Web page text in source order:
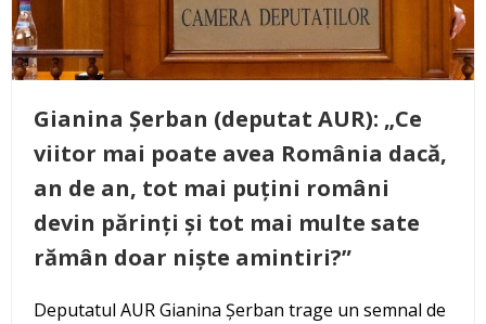
Gianina Șerban (deputat AUR): „Ce
viitor mai poate avea România dacă,
an de an, tot mai puțini români
devin părinți și tot mai multe sate
rămân doar niște amintiri?”
Deputatul AUR Gianina Șerban trage un semnal de